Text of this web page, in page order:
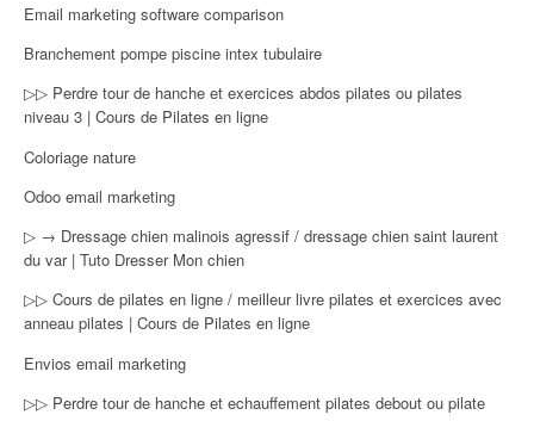
Email marketing software comparison
Branchement pompe piscine intex tubulaire
▷▷ Perdre tour de hanche et exercices abdos pilates ou pilates
niveau 3 | Cours de Pilates en ligne
Coloriage nature
Odoo email marketing
▷ → Dressage chien malinois agressif / dressage chien saint laurent
du var | Tuto Dresser Mon chien
▷▷ Cours de pilates en ligne / meilleur livre pilates et exercices avec
anneau pilates | Cours de Pilates en ligne
Envios email marketing
▷▷ Perdre tour de hanche et echauffement pilates debout ou pilate